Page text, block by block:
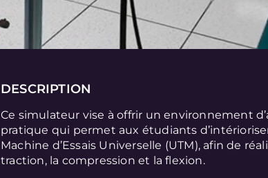
DESCRIPTION
Ce simulateur vise à offrir un environnement
pratique qui permet aux étudiants
Machine d’Essais Universelle (UTM), afin de
traction, la compression et la flexion.